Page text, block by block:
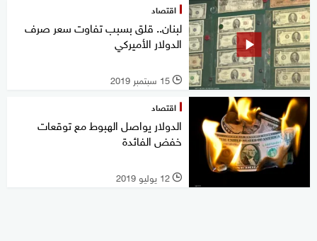
اقتصاد
لبنان.. قلق بسبب تفاوت سعر صرف
الدولار الأميركي
l 15 سبتمبر 2019
اقتصاد
الدولار يواصل الهبوط مع توقعات
خفض الفائدة
l 12 يوليو 2019